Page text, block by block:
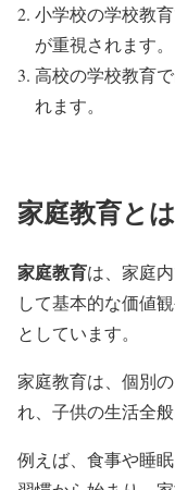
小学校の学校教
が重視されます。
高校の学校教育
れます。
家庭教育とは
家庭教育は、家庭
して基本的な価値
としています。
家庭教育は、個別
れ、子供の生活全
例えば、食事や睡